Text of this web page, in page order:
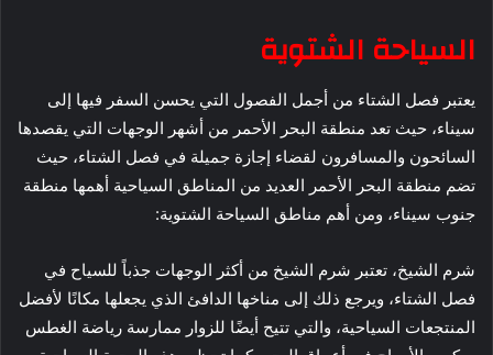
السياحة الشتوية
يعتبر فصل الشتاء من أجمل الفصول التي يحسن السفر فيها إلى
سيناء، حيث تعد منطقة البحر الأحمر من أشهر الوجهات التي يقصدها
السائحون والمسافرون لقضاء إجازة جميلة في فصل الشتاء، حيث
تضم ​​منطقة البحر الأحمر العديد من المناطق السياحية أهمها منطقة
جنوب سيناء، ومن أهم مناطق السياحة الشتوية:
شرم الشيخ، تعتبر شرم الشيخ من أكثر الوجهات جذباً للسياح في
فصل الشتاء، ويرجع ذلك إلى مناخها الدافئ الذي يجعلها مكانًا لأفضل
المنتجعات السياحية، والتي تتيح أيضًا للزوار ممارسة رياضة الغطس